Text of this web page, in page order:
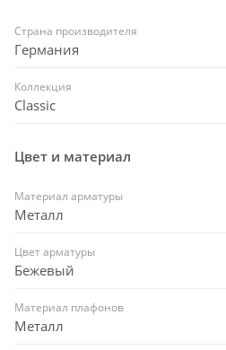
Страна производителя
Германия
Коллекция
Classic
Цвет и материал
Материал арматуры
Металл
Цвет арматуры
Бежевый
Материал плафонов
Металл